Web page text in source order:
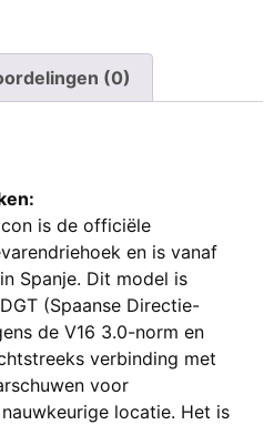
(0)
is de officiële
en is vanaf
Spanje. Dit model is
(Spaanse Directie-
de V16 3.0-norm en
verbinding met
voor
locatie. Het is